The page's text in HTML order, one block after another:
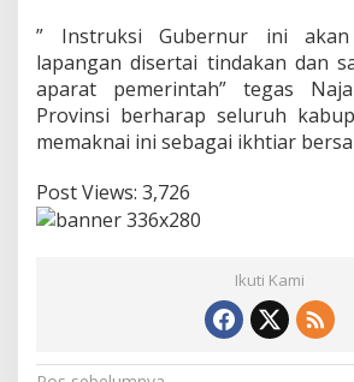
” Instruksi Gubernur ini
lapangan disertai tindakan dan
aparat pemerintah” tegas
Provinsi berharap seluruh
memaknai ini sebagai ikhtiar
Post Views: 3,726
Ikuti Kami